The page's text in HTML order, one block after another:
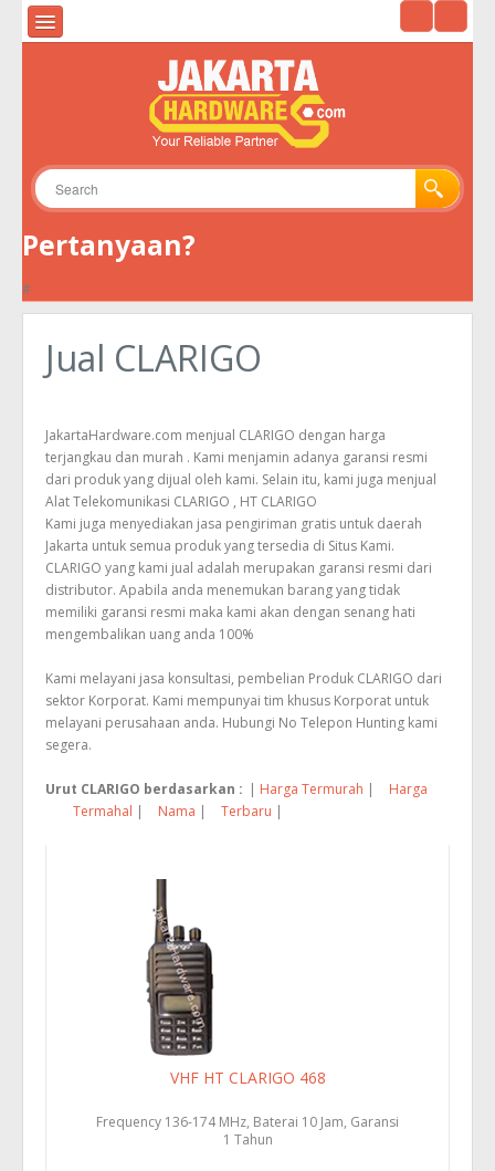
Pertanyaan?
#
ALAT UKUR & ALAT UJI
ALAT TELEKOMUNIKASI
GPS
TOOLS
Jual CLARIGO
JakartaHardware.com menjual CLARIGO dengan harga
terjangkau dan murah . Kami menjamin adanya garansi resmi
dari produk yang dijual oleh kami. Selain itu, kami juga menjual
Alat Telekomunikasi CLARIGO , HT CLARIGO
Kami juga menyediakan jasa pengiriman gratis untuk daerah
Jakarta untuk semua produk yang tersedia di Situs Kami.
CLARIGO yang kami jual adalah merupakan garansi resmi dari
distributor. Apabila anda menemukan barang yang tidak
memiliki garansi resmi maka kami akan dengan senang hati
mengembalikan uang anda 100%
Kami melayani jasa konsultasi, pembelian Produk CLARIGO dari
sektor Korporat. Kami mempunyai tim khusus Korporat untuk
melayani perusahaan anda. Hubungi No Telepon Hunting kami
segera.
Urut CLARIGO berdasarkan : | Harga Termurah |
Harga
Termahal | Nama | Terbaru |
VHF HT CLARIGO 468
Frequency 136-174 MHz, Baterai 10 Jam, Garansi
1 Tahun